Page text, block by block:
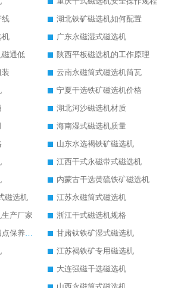
线
湖北铁矿磁选机如何配置
机
广东永磁湿式磁选机
磁通低
陕西平板磁选机的工作原理
云南永磁筒式磁选机筒瓦
宁夏干选铁矿磁选机价格
湖北河沙磁选机材质
海南湿式磁选机质量
山东水选褐铁矿磁选机
江西干式永磁带式磁选机
内蒙古干选黄硫铁矿磁选机
磁选机
江苏永磁筒式磁选机
产厂家
浙江干式磁选机规格
江苏干式磁选机的四点保养秘籍
甘肃钛铁矿湿式磁选机
江苏褐铁矿专用磁选机
大连强磁干选磁选机